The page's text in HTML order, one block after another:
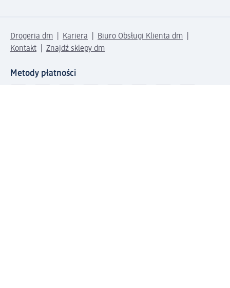
Drogeria dm Kariera
Biuro Obsługi Klienta dm
Kontakt
Znajdź sklepy dm
Metody płatności